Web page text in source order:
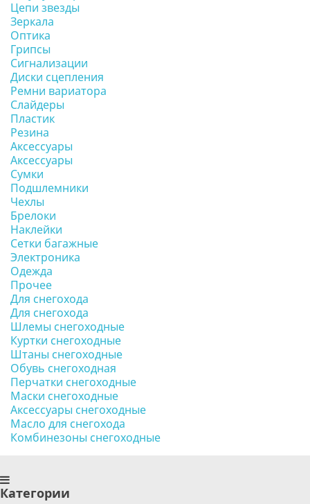
Цепи звезды
Зеркала
Оптика
Грипсы
Сигнализации
Диски сцепления
Ремни вариатора
Слайдеры
Пластик
Резина
Аксессуары
Аксессуары
Сумки
Подшлемники
Чехлы
Брелоки
Наклейки
Сетки багажные
Электроника
Одежда
Прочее
Для снегохода
Для снегохода
Шлемы снегоходные
Куртки снегоходные
Штаны снегоходные
Обувь снегоходная
Перчатки снегоходные
Маски снегоходные
Аксессуары снегоходные
Масло для снегохода
Комбинезоны снегоходные
Категории